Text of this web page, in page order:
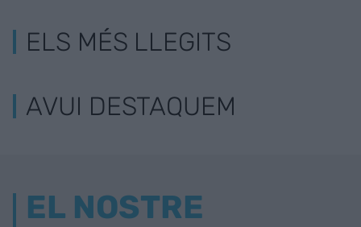
ELS MÉS LLEGITS
AVUI DESTAQUEM
EL NOSTRE